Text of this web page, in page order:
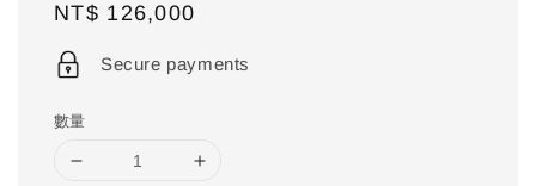
Regular
price
NT$ 126,000
Secure payments
數量